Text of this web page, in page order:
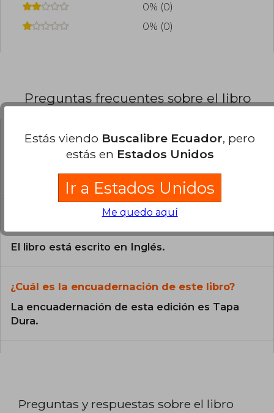
0% (0)
0% (0)
Preguntas frecuentes sobre el libro
¿El libro es original?
catálogo son Originales.
¿En qué Idioma está escrito el
El libro está escrito en Inglés.
¿Cuál es la encuadernación de este libro?
La encuadernación de esta edición es Tapa
Dura.
Preguntas y respuestas sobre el libro
Estás viendo Buscalibre Ecuador, pero
estás en Estados Unidos
Ir a Estados Unidos
Me quedo aquí